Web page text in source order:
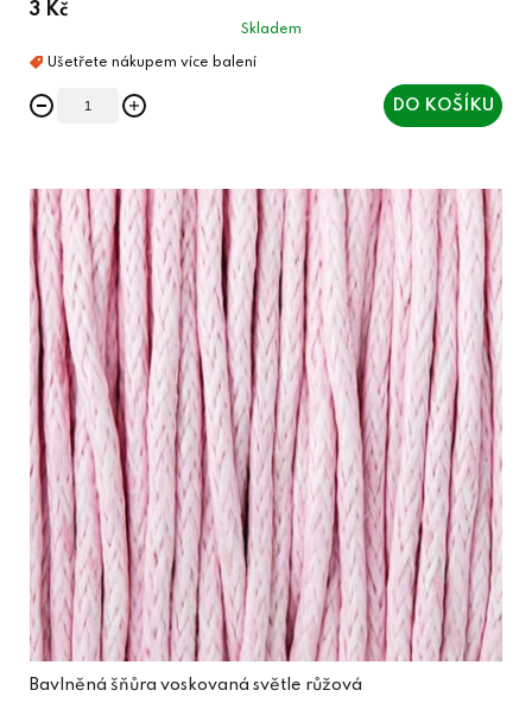
3 Kč
Skladem
DO KOŠÍKU
Bavlněná šňůra voskovaná světle růžová